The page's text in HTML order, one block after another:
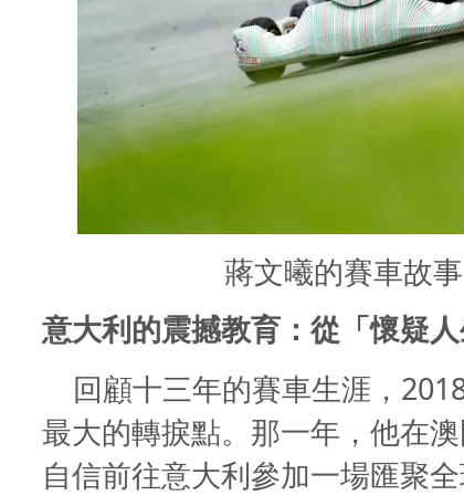
蔣文曦的賽車故
意大利的震撼教育：從「懷疑
回顧十三年的賽車生涯，
最大的轉捩點。那一年，他在
自信前往意大利參加一場匯聚